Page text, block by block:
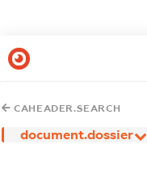
CAHEADER.SEARCH
document.dossier